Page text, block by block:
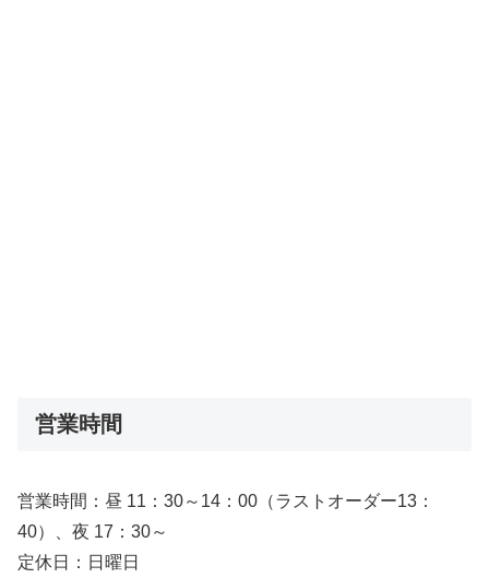
営業時間
営業時間：昼 11：30～14：00（ラストオーダー13：
40）、夜 17：30～
定休日：日曜日